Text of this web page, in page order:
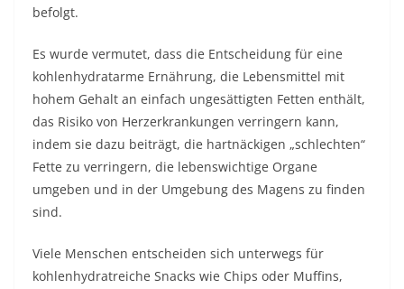
befolgt.
Es wurde vermutet, dass die Entscheidung für eine
kohlenhydratarme Ernährung, die Lebensmittel mit
hohem Gehalt an einfach ungesättigten Fetten enthält,
das Risiko von Herzerkrankungen verringern kann,
indem sie dazu beiträgt, die hartnäckigen „schlechten“
Fette zu verringern, die lebenswichtige Organe
umgeben und in der Umgebung des Magens zu finden
sind.
Viele Menschen entscheiden sich unterwegs für
kohlenhydratreiche Snacks wie Chips oder Muffins,